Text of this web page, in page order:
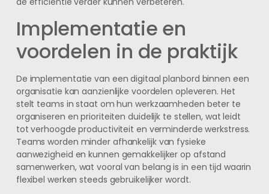
Implementatie en
voordelen in de praktijk
De implementatie van een digitaal planbord binnen een
organisatie kan aanzienlijke voordelen opleveren. Het
stelt teams in staat om hun werkzaamheden beter te
organiseren en prioriteiten duidelijk te stellen, wat leidt
tot verhoogde productiviteit en verminderde werkstress.
Teams worden minder afhankelijk van fysieke
aanwezigheid en kunnen gemakkelijker op afstand
samenwerken, wat vooral van belang is in een tijd waarin
flexibel werken steeds gebruikelijker wordt.